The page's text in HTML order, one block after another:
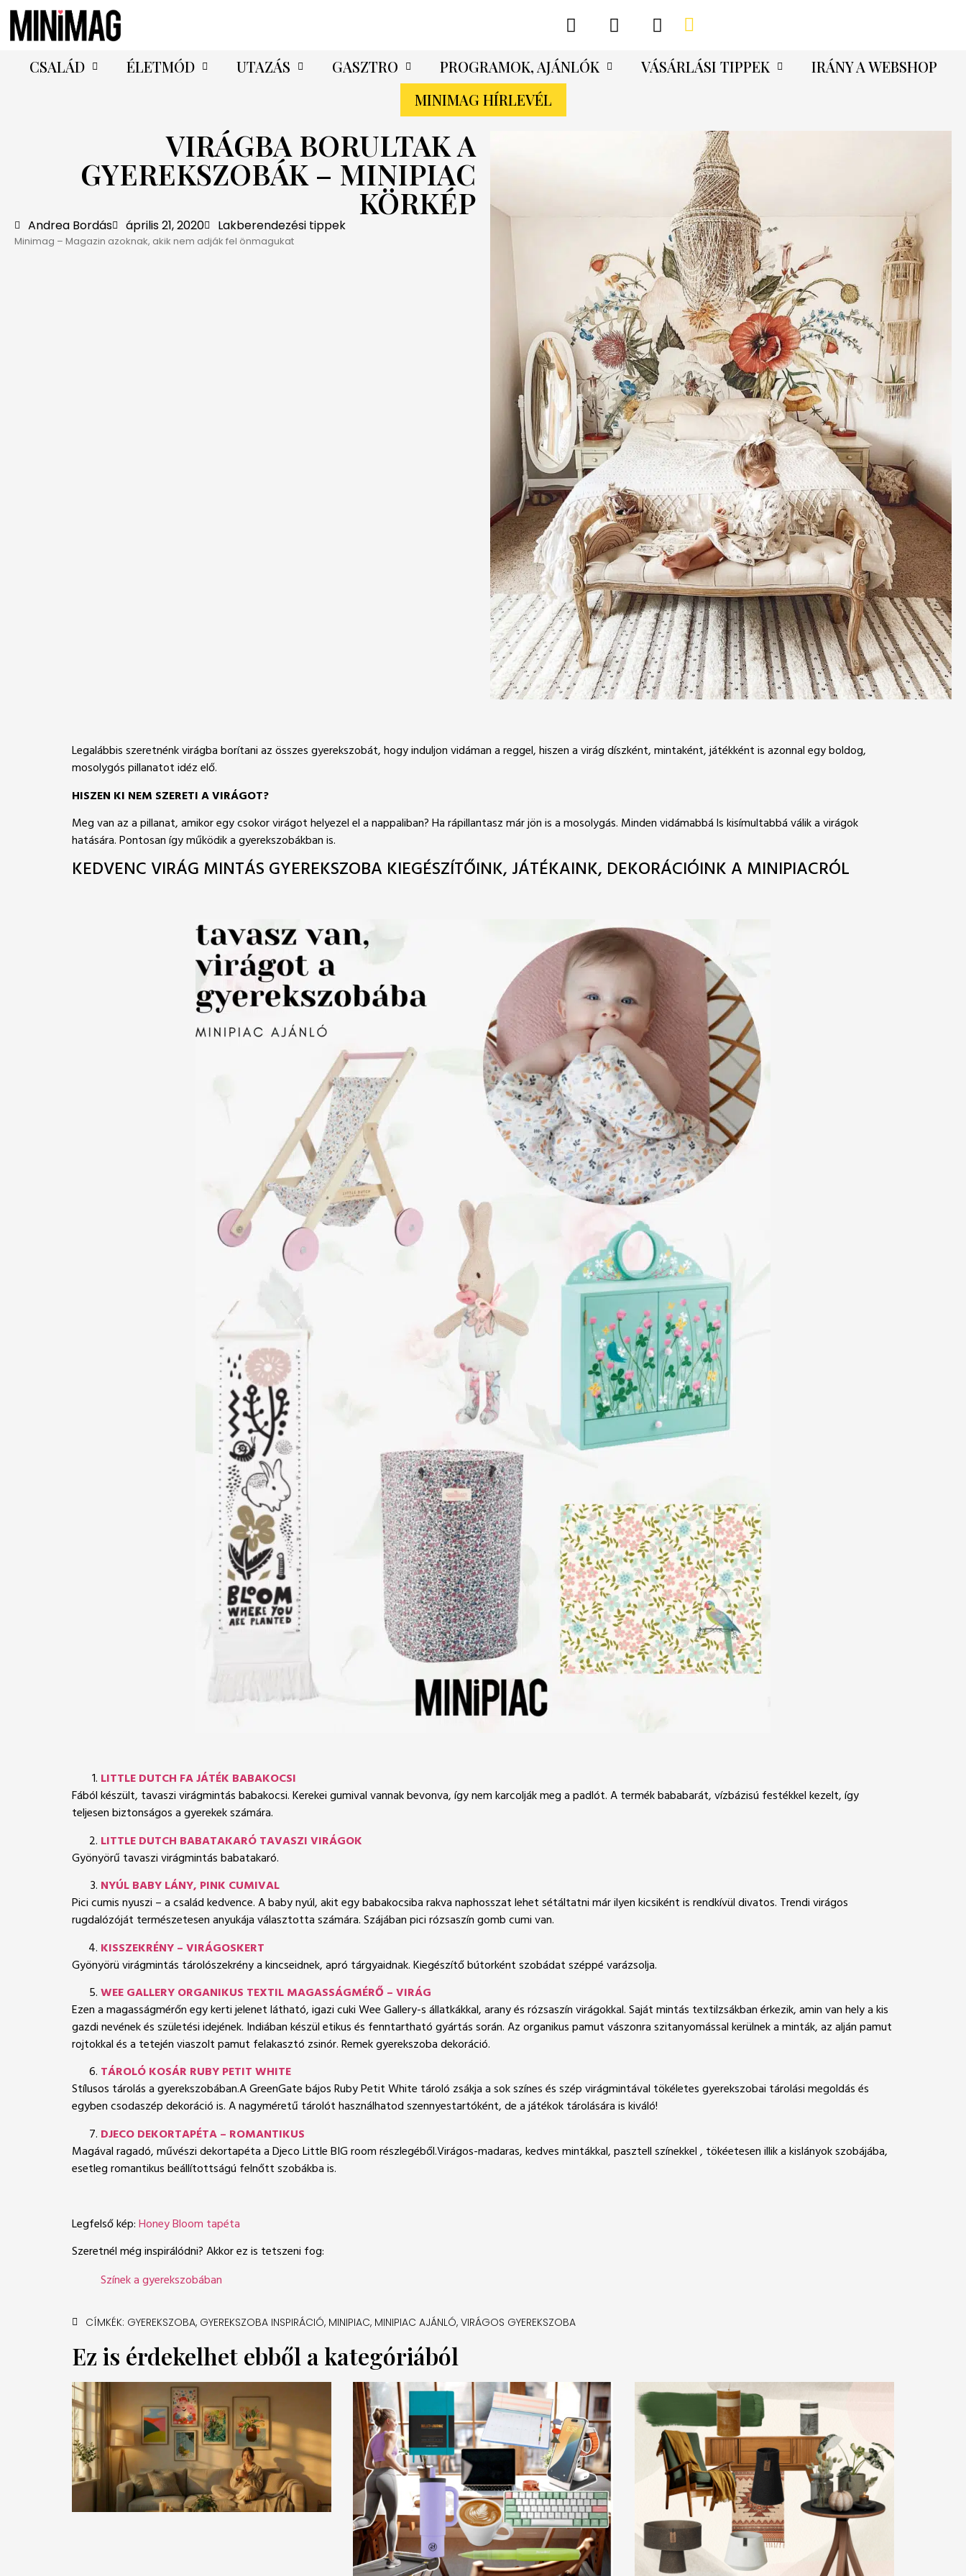
CSALÁD ÉLETMÓD UTAZÁS GASZTRO PROGRAMOK, AJÁNLÓK VÁSÁRLÁSI TIPPEK
IRÁNY A WEBSHOP
MINIMAG HÍRLEVÉL
VIRÁGBA BORULTAK A
GYEREKSZOBÁK – MINIPIAC
KÖRKÉP
Andrea Bordás április 21, 2020 Lakberendezési tippek
Minimag – Magazin azoknak, akik nem adják fel önmagukat
Legalábbis szeretnénk virágba borítani az összes gyerekszobát, hogy induljon vidáman a reggel, hiszen a virág díszként, mintaként, játékként is azonnal egy boldog,
mosolygós pillanatot idéz elő.
HISZEN KI NEM SZERETI A VIRÁGOT?
Meg van az a pillanat, amikor egy csokor virágot helyezel el a nappaliban? Ha rápillantasz már jön is a mosolygás. Minden vidámabbá ls kisímultabbá válik a virágok
hatására. Pontosan így működik a gyerekszobákban is.
KEDVENC VIRÁG MINTÁS GYEREKSZOBA KIEGÉSZÍTŐINK, JÁTÉKAINK, DEKORÁCIÓINK A MINIPIACRÓL
LITTLE DUTCH FA JÁTÉK BABAKOCSI
Fából készült, tavaszi virágmintás babakocsi. Kerekei gumival vannak bevonva, így nem karcolják meg a padlót. A termék bababarát, vízbázisú festékkel kezelt, így
teljesen biztonságos a gyerekek számára.
LITTLE DUTCH BABATAKARÓ TAVASZI VIRÁGOK
Gyönyörű tavaszi virágmintás babatakaró.
NYÚL BABY LÁNY, PINK CUMIVAL
Pici cumis nyuszi – a család kedvence. A baby nyúl, akit egy babakocsiba rakva naphosszat lehet sétáltatni már ilyen kicsiként is rendkívül divatos. Trendi virágos
rugdalózóját természetesen anyukája választotta számára. Szájában pici rózsaszín gomb cumi van.
KISSZEKRÉNY – VIRÁGOSKERT
Gyönyörü virágmintás tárolószekrény a kincseidnek, apró tárgyaidnak. Kiegészítő bútorként szobádat széppé varázsolja.
WEE GALLERY ORGANIKUS TEXTIL MAGASSÁGMÉRŐ – VIRÁG
Ezen a magasságmérőn egy kerti jelenet látható, igazi cuki Wee Gallery-s állatkákkal, arany és rózsaszín virágokkal. Saját mintás textilzsákban érkezik, amin van hely a kis
gazdi nevének és születési idejének. Indiában készül etikus és fenntartható gyártás során. Az organikus pamut vászonra szitanyomással kerülnek a minták, az alján pamut
rojtokkal és a tetején viaszolt pamut felakasztó zsinór. Remek gyerekszoba dekoráció.
TÁROLÓ KOSÁR RUBY PETIT WHITE
Stílusos tárolás a gyerekszobában.A GreenGate bájos Ruby Petit White tároló zsákja a sok színes és szép virágmintával tökéletes gyerekszobai tárolási megoldás és
egyben csodaszép dekoráció is. A nagyméretű tárolót használhatod szennyestartóként, de a játékok tárolására is kiváló!
DJECO DEKORTAPÉTA – ROMANTIKUS
Magával ragadó, művészi dekortapéta a Djeco Little BIG room részlegéből.Virágos-madaras, kedves mintákkal, pasztell színekkel , tökéetesen illik a kislányok szobájába,
esetleg romantikus beállítottságú felnőtt szobákba is.
Legfelső kép:Honey Bloom tapéta
Szeretnél még inspirálódni? Akkor ez is tetszeni fog:
Színek a gyerekszobában
CÍMKÉK: GYEREKSZOBA, GYEREKSZOBA INSPIRÁCIÓ, MINIPIAC, MINIPIAC AJÁNLÓ, VIRÁGOS GYEREKSZOBA
Ez is érdekelhet ebből a kategóriából